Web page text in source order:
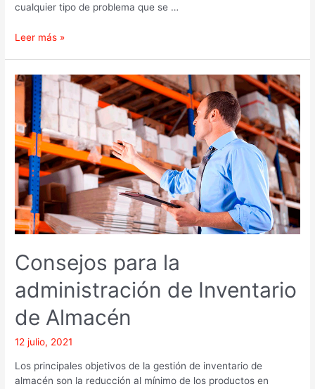
cualquier tipo de problema que se …
Leer más »
Consejos para la
administración de Inventario
de Almacén
12 julio, 2021
Los principales objetivos de la gestión de inventario de
almacén son la reducción al mínimo de los productos en
Consejos
para
administración
de
Inventario
de
Almacén